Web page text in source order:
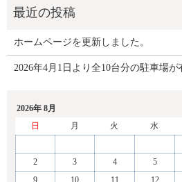
ホームページを更新しました。
2026年4月1日より全10台分の駐車場が
2026年 8月
日
月 火 水
2
3 4 5
9
10 11 12